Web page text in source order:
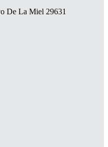
De La Miel 29631